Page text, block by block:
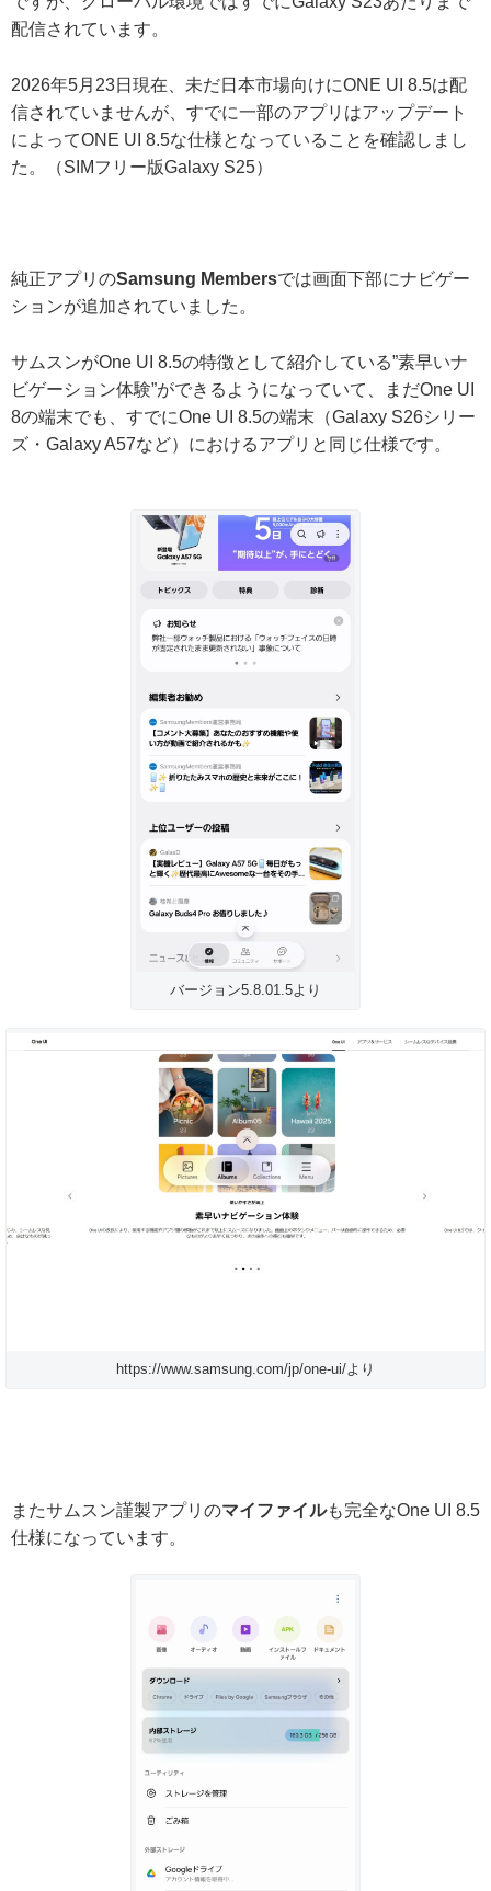
配信されています。
2026年5月23日現在、未だ日本市場向けにONE UI 8.5は配
信されていませんが、すでに一部のアプリはアップデート
によってONE UI 8.5な仕様となっていることを確認しまし
た。（SIMフリー版Galaxy S25）
純正アプリのSamsung Membersでは画面下部にナビゲー
ションが追加されていました。
サムスンがOne UI 8.5の特徴として紹介している”素早いナ
ビゲーション体験”ができるようになっていて、まだOne UI
8の端末でも、すでにOne UI 8.5の端末（Galaxy S26シリー
ズ・Galaxy A57など）におけるアプリと同じ仕様です。
バージョン5.8.01.5より
https://www.samsung.com/jp/one-ui/より
またサムスン謹製アプリのマイファイルも完全なOne UI 8.5
仕様になっています。